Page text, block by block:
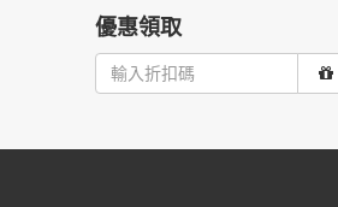
優惠領取